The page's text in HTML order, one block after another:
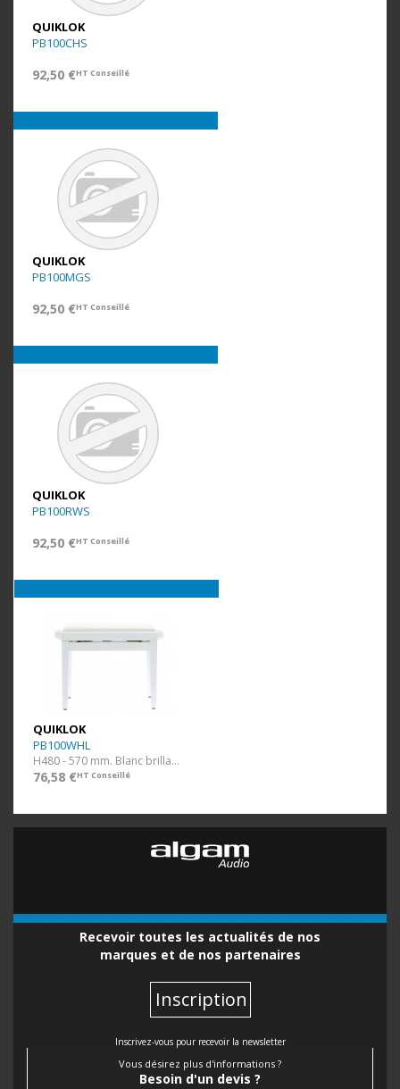
QUIKLOK
PB100CHS
92,50 €HT Conseillé
QUIKLOK
PB100MGS
92,50 €HT Conseillé
QUIKLOK
PB100RWS
92,50 €HT Conseillé
QUIKLOK
PB100WHL
H480 - 570 mm. Blanc brillant. Assise Simili.
76,58 €HT Conseillé
Recevoir toutes les actualités de nos
marques et de nos partenaires
Inscription
Inscrivez-vous pour recevoir la newsletter
Vous désirez plus d'informations ?
Besoin d'un devis ?